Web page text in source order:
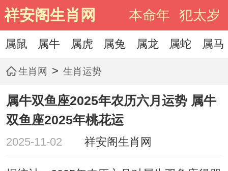
祥安阁生肖网 本命年 犯太岁
属鼠 属牛 属虎 属兔 属龙 属蛇 属马
生肖网 > 生肖运势
属牛双鱼座2025年农历六月运势 属牛
双鱼座2025年桃花运
2025-11-02 祥安阁生肖网